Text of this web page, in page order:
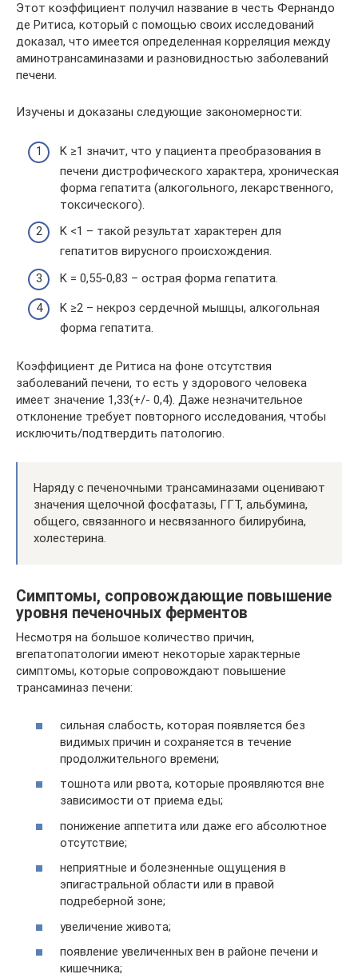
Этот коэффициент получил название в честь Фернандо
де Ритиса, который с помощью своих исследований
доказал, что имеется определенная корреляция между
аминотрансаминазами и разновидностью заболеваний
печени.
Изучены и доказаны следующие закономерности:
K ≥1 значит, что у пациента преобразования в
печени дистрофического характера, хроническая
форма гепатита (алкогольного, лекарственного,
токсического).
K <1 – такой результат характерен для
гепатитов вирусного происхождения.
K = 0,55-0,83 – острая форма гепатита.
K ≥2 – некроз сердечной мышцы, алкогольная
форма гепатита.
Коэффициент де Ритиса на фоне отсутствия
заболеваний печени, то есть у здорового человека
имеет значение 1,33(+/- 0,4). Даже незначительное
отклонение требует повторного исследования, чтобы
исключить/подтвердить патологию.
Наряду с печеночными трансаминазами оценивают
значения щелочной фосфатазы, ГГТ, альбумина,
общего, связанного и несвязанного билирубина,
холестерина.
Симптомы, сопровождающие повышение
уровня печеночных ферментов
Несмотря на большое количество причин,
вгепатопатологии имеют некоторые характерные
симптомы, которые сопровождают повышение
трансаминаз печени:
сильная слабость, которая появляется без
видимых причин и сохраняется в течение
продолжительного времени;
тошнота или рвота, которые проявляются вне
зависимости от приема еды;
понижение аппетита или даже его абсолютное
отсутствие;
неприятные и болезненные ощущения в
эпигастральной области или в правой
подреберной зоне;
увеличение живота;
появление увеличенных вен в районе печени и
кишечника;